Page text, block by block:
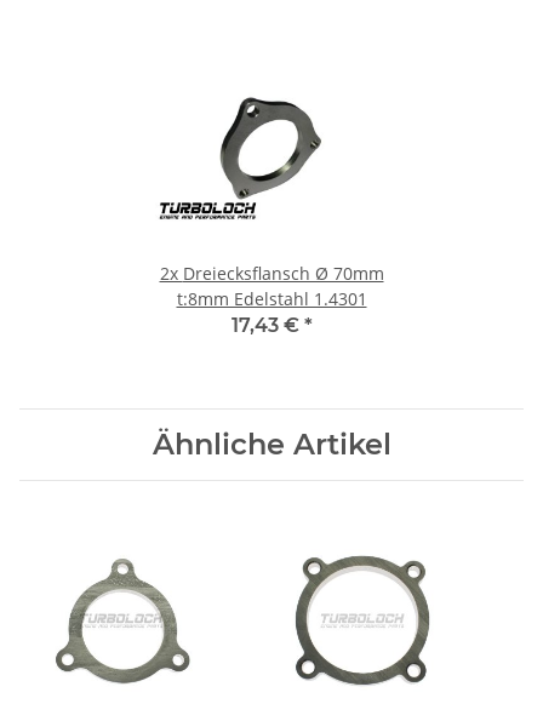
2x Dreiecksflansch Ø 70mm
t:8mm Edelstahl 1.4301
17,43 € *
Ähnliche Artikel